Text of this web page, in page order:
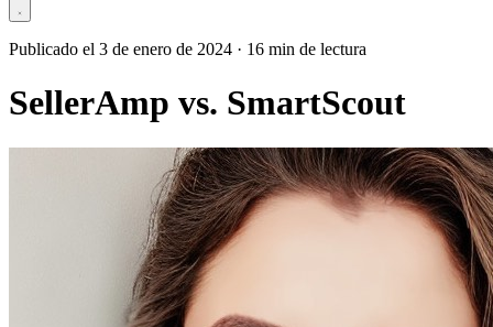
Publicado el 3 de enero de 2024 · 16 min de lectura
SellerAmp vs. SmartScout